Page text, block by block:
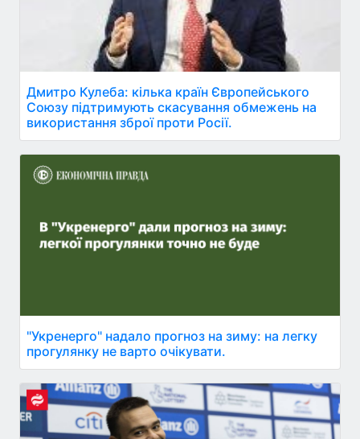
Дмитро Кулеба: кілька країн Європейського
Союзу підтримують скасування обмежень на
використання зброї проти Росії.
"Укренерго" надало прогноз на зиму: на легку
прогулянку не варто очікувати.